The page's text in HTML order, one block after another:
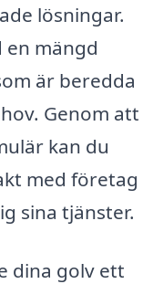
lösningar.
en mängd
är beredda
Genom att
kan du
med företag
sina tjänster.
dina golv ett